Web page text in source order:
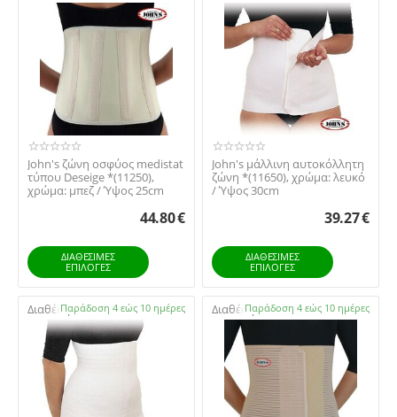
John's ζώνη οσφύος medistat
τύπου Deseige *(11250),
χρώμα: μπεζ / Ύψος 25cm
44.80€
ΔΙΑΘΕΣΙΜΕΣ
ΕΠΙΛΟΓΈΣ
John's μάλλινη αυτοκόλλητη
ζώνη *(11650), χρώμα: λευκό
/ Ύψος 30cm
39.27€
ΔΙΑΘΕΣΙΜΕΣ
ΕΠΙΛΟΓΈΣ
Διαθέσιμο:Παράδοση 4 εώς 10 ημέρες Διαθέσιμο:Παράδοση 4 εώς 10 ημέρες